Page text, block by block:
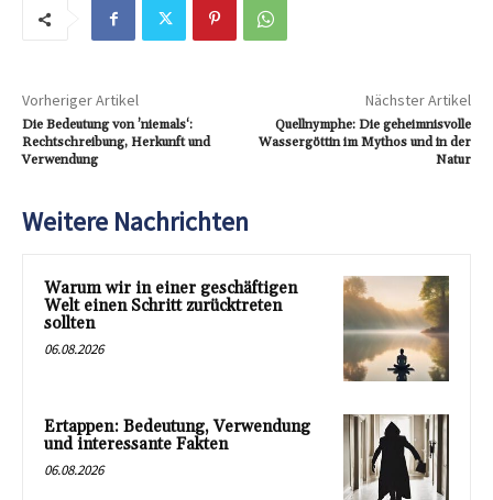
Vorheriger Artikel
Die Bedeutung von ’niemals‘:
Rechtschreibung, Herkunft und
Verwendung
Nächster Artikel
Quellnymphe: Die geheimnisvolle
Wassergöttin im Mythos und in der
Natur
Weitere Nachrichten
Warum wir in einer geschäftigen
Welt einen Schritt zurücktreten
sollten
06.08.2026
Ertappen: Bedeutung, Verwendung
und interessante Fakten
06.08.2026